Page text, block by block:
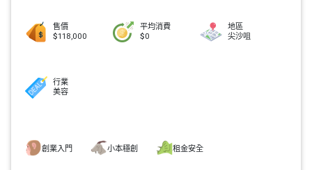
售價
$118,000
平均消費
$0
地區
尖沙咀
行業
美容
創業入門 小本穩創 租金安全